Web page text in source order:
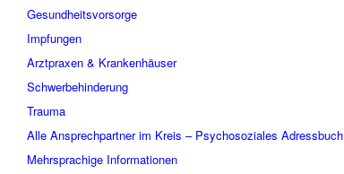
Gesundheitsvorsorge
Impfungen
Arztpraxen & Krankenhäuser
Schwerbehinderung
Trauma
Alle Ansprechpartner im Kreis – Psychosoziales Adressbuch
Mehrsprachige Informationen